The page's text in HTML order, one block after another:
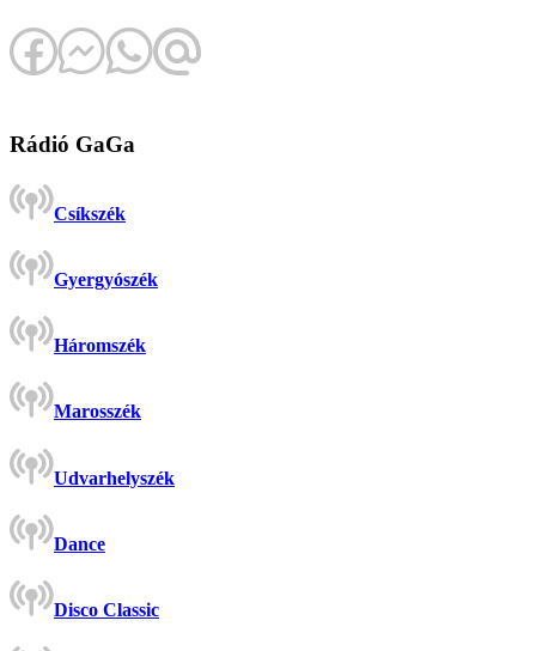
Rádió GaGa
Csíkszék
Gyergyószék
Háromszék
Marosszék
Udvarhelyszék
Dance
Disco Classic